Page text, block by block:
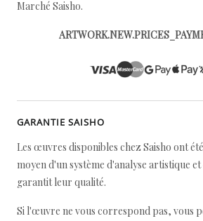
Marché Saisho.
GARANTIE SAISHO
Les œuvres disponibles chez Saisho ont
moyen d'un système d'analyse artistique
garantit leur qualité.
Si l'œuvre ne vous correspond pas, vous